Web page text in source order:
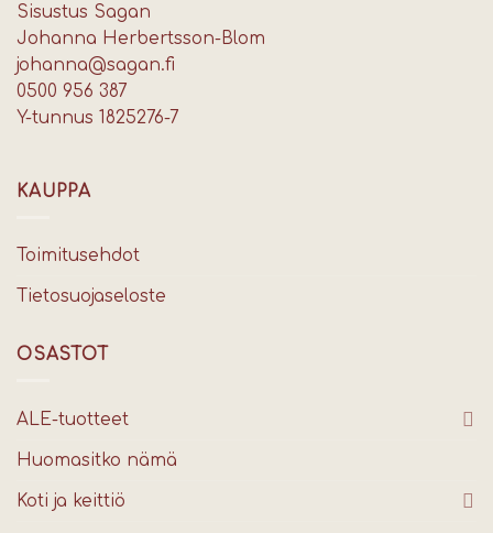
Sisustus Sagan
Johanna Herbertsson-Blom
johanna@sagan.fi
0500 956 387
Y-tunnus 1825276-7
KAUPPA
Toimitusehdot
Tietosuojaseloste
OSASTOT
ALE-tuotteet
Huomasitko nämä
Koti ja keittiö